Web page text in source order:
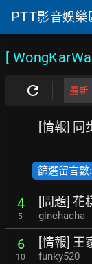
PTT影音娛樂
[
最新
[情報] 同
篩選留言數
4
5
[問題] 花
ginchacha
6
10
[情報] 王
funky520